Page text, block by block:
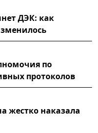
ДЭК: как
по
протоколов
наказала